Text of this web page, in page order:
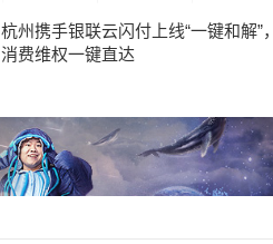
杭州携手银联云闪付上线“一键和解”
消费维权一键直达